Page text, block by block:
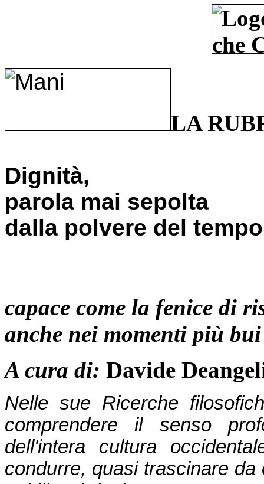
LA
Dignità,
parola mai sepolta
dalla polvere del
capace come la fenice di
anche nei momenti più
A cura di: Davide
Nelle sue Ricerche
comprendere il senso
dell'intera cultura
condurre, quasi trascinare